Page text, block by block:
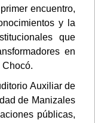
encuentro,
y la
que
en
Chocó.
Auxiliar de
de Manizales
públicas,